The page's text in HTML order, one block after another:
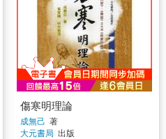
傷寒明理論
成無己 著
大元書局 出版